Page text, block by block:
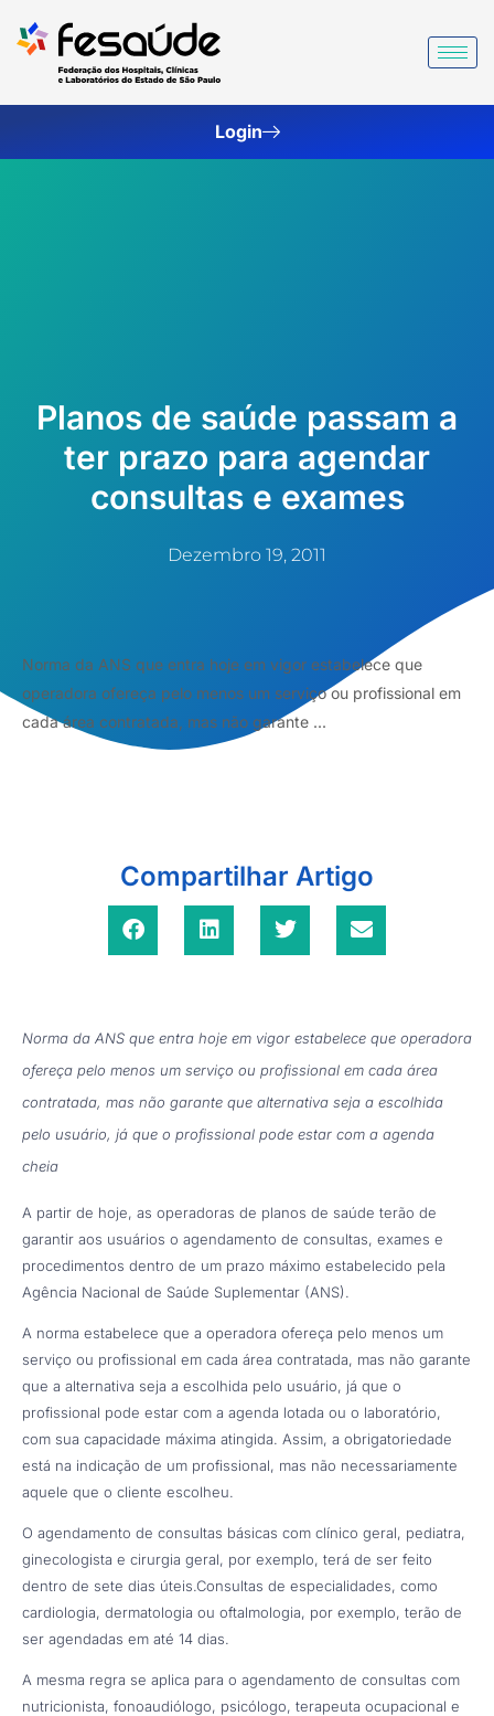
para
Login
Planos de saúde passam a
ter prazo para agendar
consultas e exames
Dezembro 19, 2011
Norma da ANS que entra hoje em vigor estabelece que
operadora ofereça pelo menos um serviço ou profissional em
cada área contratada, mas não garante ...
Compartilhar Artigo
Norma da ANS que entra hoje em vigor estabelece que operadora
ofereça pelo menos um serviço ou profissional em cada área
contratada, mas não garante que alternativa seja a escolhida
pelo usuário, já que o profissional pode estar com a agenda
cheia
A partir de hoje, as operadoras de planos de saúde terão de
garantir aos usuários o agendamento de consultas, exames e
procedimentos dentro de um prazo máximo estabelecido pela
Agência Nacional de Saúde Suplementar (ANS).
A norma estabelece que a operadora ofereça pelo menos um
serviço ou profissional em cada área contratada, mas não garante
que a alternativa seja a escolhida pelo usuário, já que o
profissional pode estar com a agenda lotada ou o laboratório,
com sua capacidade máxima atingida. Assim, a obrigatoriedade
está na indicação de um profissional, mas não necessariamente
aquele que o cliente escolheu.
O agendamento de consultas básicas com clínico geral, pediatra,
ginecologista e cirurgia geral, por exemplo, terá de ser feito
dentro de sete dias úteis.Consultas de especialidades, como
cardiologia, dermatologia ou oftalmologia, por exemplo, terão de
ser agendadas em até 14 dias.
A mesma regra se aplica para o agendamento de consultas com
nutricionista, fonoaudiólogo, psicólogo, terapeuta ocupacional e